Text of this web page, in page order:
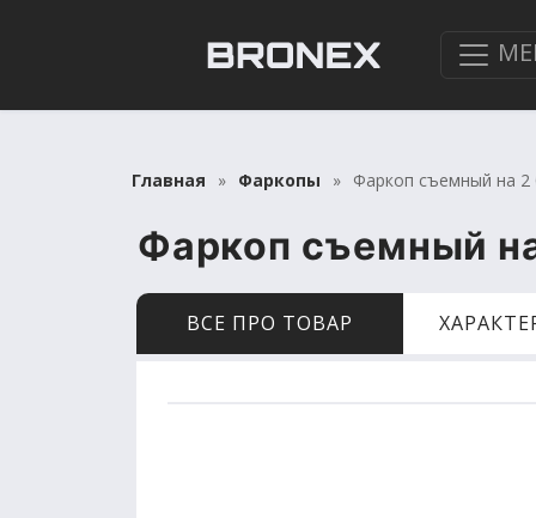
Главная Фаркопы Фаркоп съемный на 2
Фаркоп съемный
ВСЕ ПРО ТОВАР